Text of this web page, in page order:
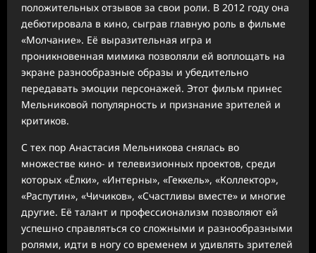
положительных отзывов за свои роли. В 2012 году она
дебютировала в кино, сыграв главную роль в фильме
«Молчание». Её выразительная игра и
проникновенная мимика позволяли ей воплощать на
экране разнообразные образы и убедительно
передавать эмоции персонажей. Этот фильм принес
Мельниковой популярность и признание зрителей и
критиков.
С тех пор Анастасия Мельникова снялась во
множестве кино- и телевизионных проектов, среди
которых «Ёлки», «Интерны», «Геккель», «Коллектор»,
«Распутин», «Чичиков», «Счастливы вместе» и многие
другие. Её талант и профессионализм позволяют ей
успешно справляться со сложными и разнообразными
ролями, идти в ногу со временем и удивлять зрителей